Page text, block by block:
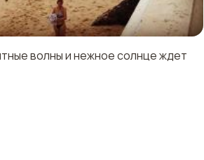
волны и нежное солнце ждет